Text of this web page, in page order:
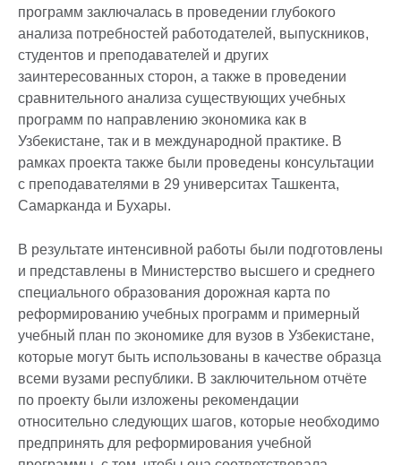
программ заключалась в проведении глубокого
анализа потребностей работодателей, выпускников,
студентов и преподавателей и других
заинтересованных сторон, а также в проведении
сравнительного анализа существующих учебных
программ по направлению экономика как в
Узбекистане, так и в международной практике. В
рамках проекта также были проведены консультации
с преподавателями в 29 университах Ташкента,
Самарканда и Бухары.
В результате интенсивной работы были подготовлены
и представлены в Министерство высшего и среднего
специального образования дорожная карта по
реформированию учебных программ и примерный
учебный план по экономике для вузов в Узбекистане,
которые могут быть использованы в качестве образца
всеми вузами республики. В заключительном отчёте
по проекту были изложены рекомендации
относительно следующих шагов, которые необходимо
предпринять для реформирования учебной